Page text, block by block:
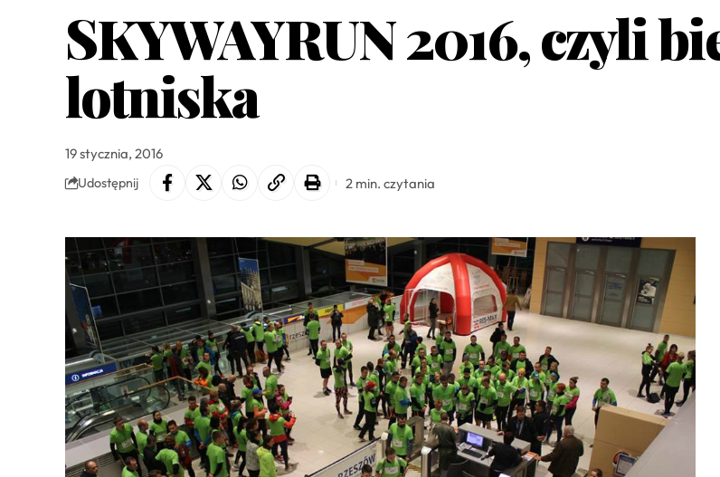
SKYWAYRUN 2016, czyli
lotniska
19 stycznia, 2016
Udostępnij 2 min. czytania